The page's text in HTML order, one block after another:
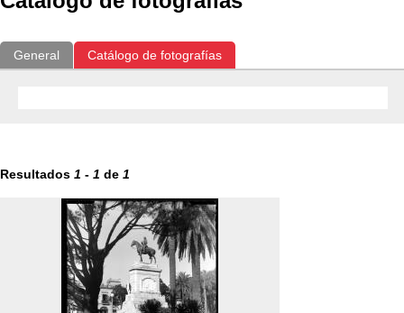
General Catálogo de fotografías
Resultados 1 - 1 de 1